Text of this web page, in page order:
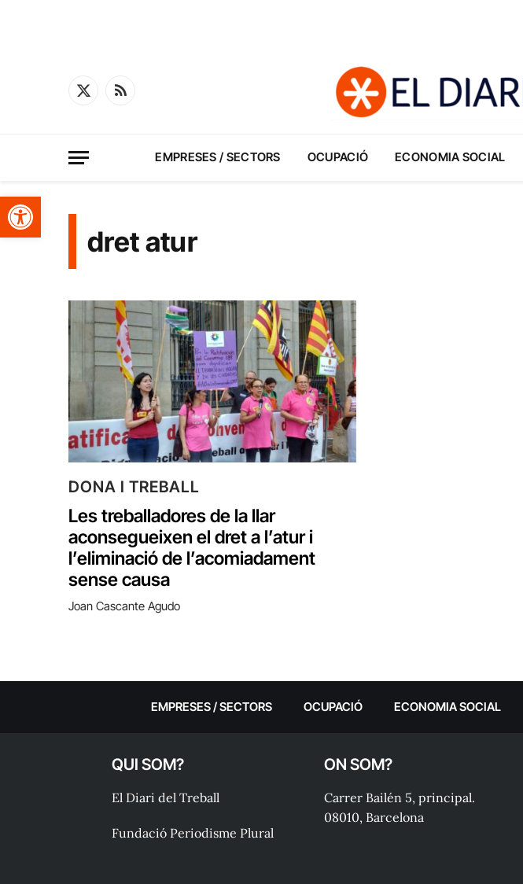
Obre la barra d'eines
X
RSS
EMPRESES / SECTORS OCUPACIÓ ECONOMIA SOCIAL
dret atur
DONA I TREBALL
Les treballadores de la llar
aconsegueixen el dret a l’atur i
l’eliminació de l’acomiadament
sense causa
Joan Cascante Agudo
EMPRESES / SECTORS OCUPACIÓ ECONOMIA SOCIAL
QUI SOM?
El Diari del Treball
Fundació Periodisme Plural
ON SOM?
Carrer Bailén 5, principal.
08010, Barcelona